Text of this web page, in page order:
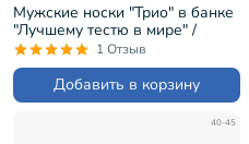
Мужские носки "Трио" в банке
"Лучшему тестю в мире" /
черные (1БАН_7я)
1 Отзыв
Добавить в корзину
40-45